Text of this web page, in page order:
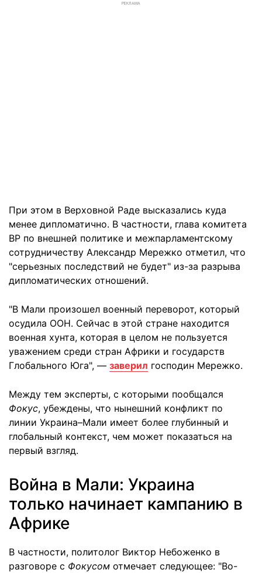
РЕКЛАМА
При этом в Верховной Раде высказались куда
менее дипломатично. В частности, глава комитета
ВР по внешней политике и межпарламентскому
сотрудничеству Александр Мережко отметил, что
"серьезных последствий не будет" из-за разрыва
дипломатических отношений.
"В Мали произошел военный переворот, который
осудила ООН. Сейчас в этой стране находится
военная хунта, которая в целом не пользуется
уважением среди стран Африки и государств
Глобального Юга", — заверил господин Мережко.
Между тем эксперты, с которыми пообщался
Фокус, убеждены, что нынешний конфликт по
линии Украина–Мали имеет более глубинный и
глобальный контекст, чем может показаться на
первый взгляд.
Война в Мали: Украина
только начинает кампанию в
Африке
В частности, политолог Виктор Небоженко в
разговоре с Фокусом отмечает следующее: "Во-